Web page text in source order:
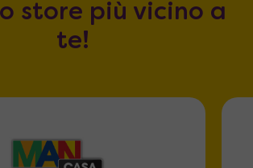
store più vicino a
te!